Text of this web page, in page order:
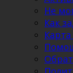
Не
Как